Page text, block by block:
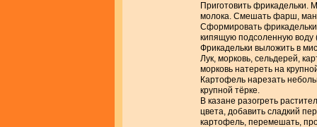
Приготовить фрикадельки.
молока. Смешать фарш,
Сформировать
кипящую подсоленную воду
Фрикадельки выложить в
Лук, морковь, сельдерей,
морковь натереть на
Картофель нарезать
крупной тёрке.
В казане разогреть
цвета, добавить сладкий
картофель, перемешать,